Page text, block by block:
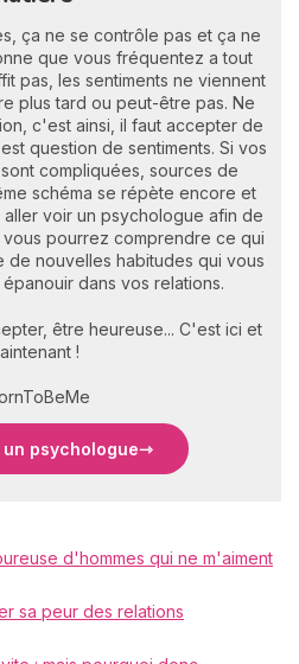
ça ne se contrôle pas et ça ne
que vous fréquentez a tout
pas, les sentiments ne viennent
plus tard ou peut-être pas. Ne
c'est ainsi, il faut accepter de
question de sentiments. Si vos
compliquées, sources de
schéma se répète encore et
voir un psychologue afin de
pourrez comprendre ce qui
de nouvelles habitudes qui vous
dans vos relations.
être heureuse... C'est ici et
!
psychologue
d'hommes qui ne m'aiment
sa peur des relations